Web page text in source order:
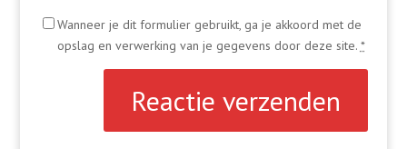
Wanneer je dit formulier gebruikt, ga je akkoord met de
opslag en verwerking van je gegevens door deze site. *